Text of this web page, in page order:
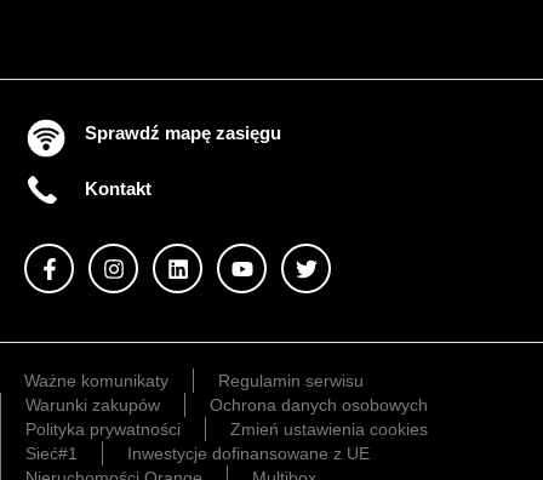
Sprawdź mapę zasięgu
Kontakt
Ważne komunikaty
Regulamin serwisu
Warunki zakupów
Ochrona danych osobowych
Polityka prywatności
Zmień ustawienia cookies
Sieć#1
Inwestycje dofinansowane z UE